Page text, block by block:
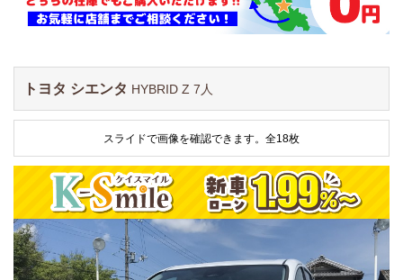
トヨタ シエンタ HYBRID Z 7人
スライドで画像を確認できます。 全18枚